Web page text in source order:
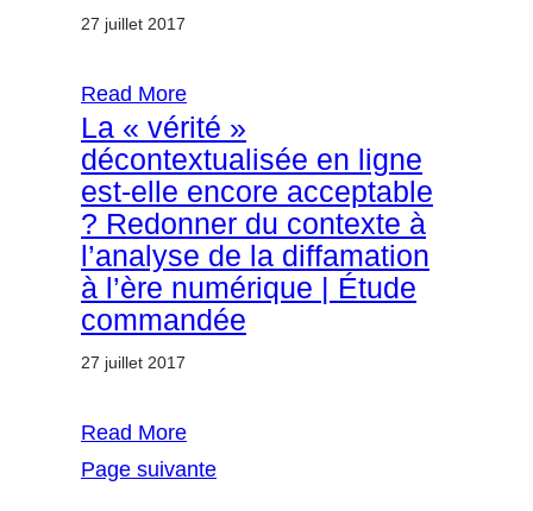
27 juillet 2017
Read More
La « vérité »
décontextualisée en ligne
est-elle encore acceptable
? Redonner du contexte à
l’analyse de la diffamation
à l’ère numérique | Étude
commandée
27 juillet 2017
Read More
Page suivante